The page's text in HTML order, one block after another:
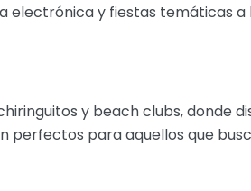
electrónica y fiestas temáticas
y beach clubs, donde
perfectos para aquellos que